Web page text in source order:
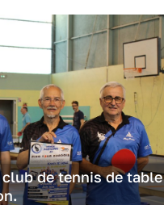
de tennis de table